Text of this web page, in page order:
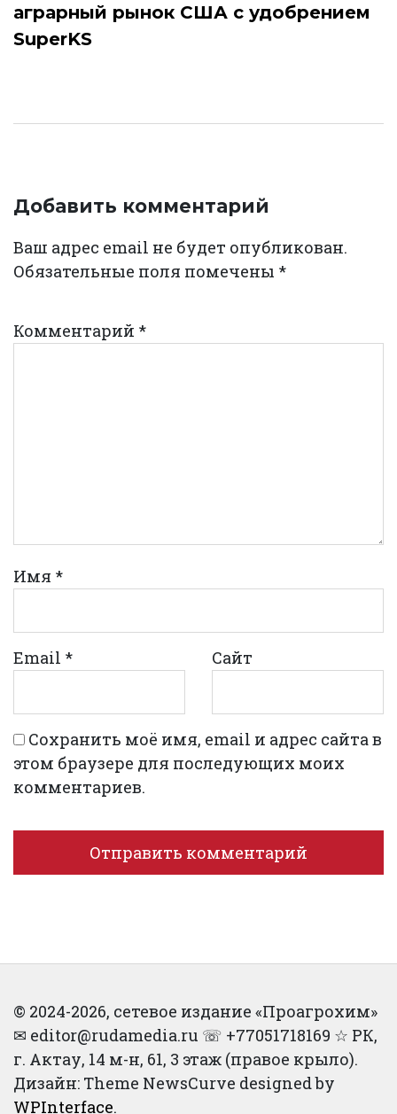
аграрный рынок США с удобрением
SuperKS
Добавить комментарий
Ваш адрес email не будет опубликован.
Обязательные поля помечены *
Комментарий *
Имя *
Email * Сайт
Сохранить моё имя, email и адрес сайта в
этом браузере для последующих моих
комментариев.
© 2024-2026, сетевое издание «Проагрохим»
✉︎ editor@rudamedia.ru ☏ +77051718169 ☆ РК,
г. Актау, 14 м-н, 61, 3 этаж (правое крыло).
Дизайн: Theme NewsCurve designed by
WPInterface.